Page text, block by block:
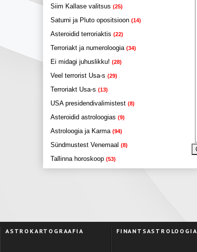
Siim Kallase valitsus (25)
Saturni ja Pluto opositsioon (14)
Asteroidid terroriaktis (22)
Terroriakt ja numeroloogia (34)
Ei midagi juhuslikku! (28)
Veel terrorist Usa-s (29)
Terroriakt Usa-s (13)
USA presidendivalimistest (8)
Asteroidid astroloogias (9)
Astroloogia ja Karma (94)
Sündmustest Venemaal (8)
Tallinna horoskoop (53)
ASTROKARTOGRAAFIA FINANTSASTROLOOGIA